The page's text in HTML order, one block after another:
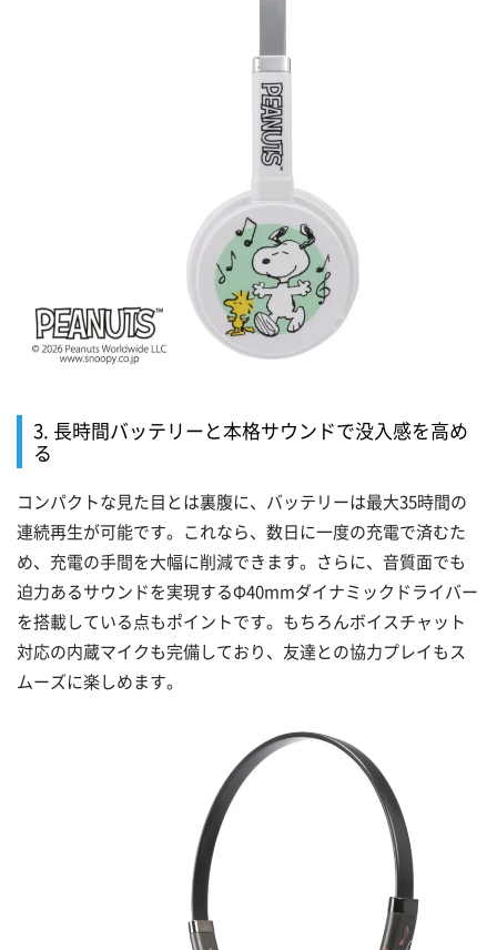
3. 長時間バッテリーと本格サウンドで没入感を高め
る
コンパクトな見た目とは裏腹に、バッテリーは最大35時間の
連続再生が可能です。これなら、数日に一度の充電で済むた
め、充電の手間を大幅に削減できます。さらに、音質面でも
迫力あるサウンドを実現するΦ40mmダイナミックドライバー
を搭載している点もポイントです。もちろんボイスチャット
対応の内蔵マイクも完備しており、友達との協力プレイもス
ムーズに楽しめます。